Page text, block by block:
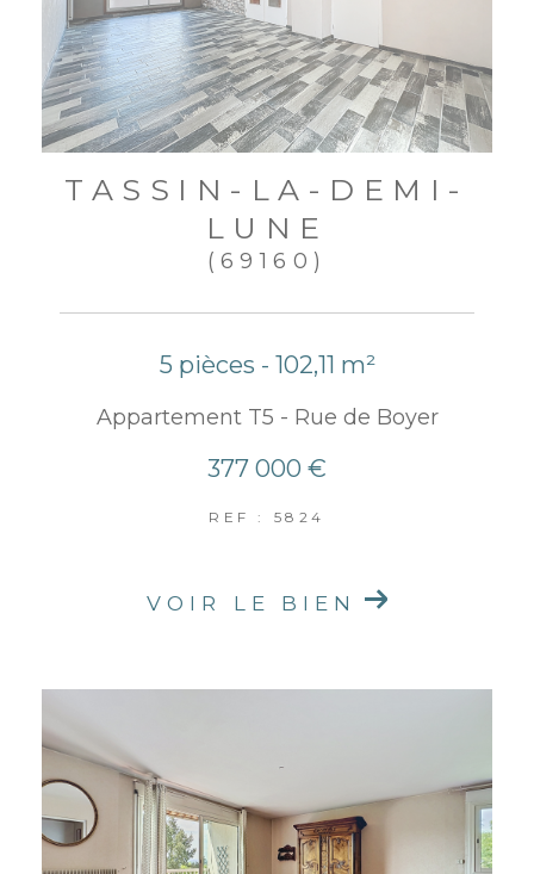
TASSIN-LA-DEMI-
LUNE
(69160)
5 pièces - 102,11 m²
Appartement T5 - Rue de Boyer
377 000 €
REF : 5824
VOIR LE BIEN